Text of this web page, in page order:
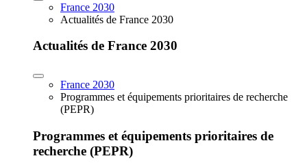
France 2030
Actualités de France 2030
Actualités de France 2030
France 2030
Programmes et équipements prioritaires de recherche
(PEPR)
Programmes et équipements prioritaires de
recherche (PEPR)